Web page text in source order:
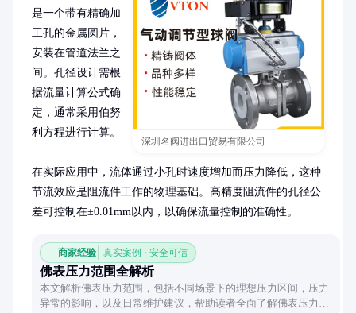
深圳名阀进出口贸易有限公司
是一个带有精确加
工孔的金属圆片，
安装在管道法兰之
间。孔径设计需根
据流量计算公式确
定，通常采用伯努
利方程进行计算。
在实际应用中，流体通过小孔时速度增加而压力降低，这种
节流效应是阻流件工作的物理基础。高精度阻流件的孔径公
差可控制在±0.01mm以内，以确保流量控制的准确性。
商家经验 真实案例 · 安全可信
佛表压力范围全解析
本文解析佛表压力范围，包括不同场景下的理想压力区间，压力
异常的影响，以及日常维护建议，帮助读者全面了解佛表压力管